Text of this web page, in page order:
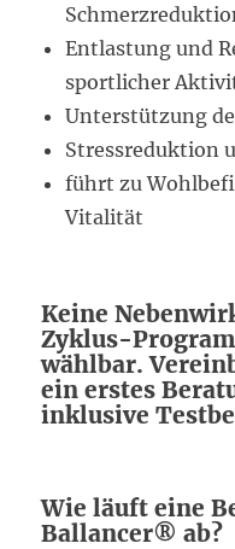
Entlastung und
sportlicher
Unterstützung
Stressreduktion
führt zu
Vitalität
Keine
Zyklus-
wählbar.
ein erstes
inklusive
Wie läuft eine
Ballancer® ab?